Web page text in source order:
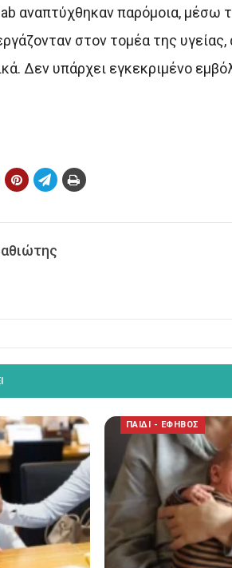
αναπτύχθηκαν παρόμοια, μέσω
στον τομέα της
Δεν υπάρχει εγκεκριμένο
ΠΑΙΔΙ - ΕΦΗΒΟΣ